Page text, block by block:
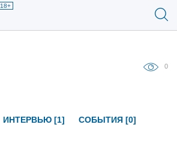
18+
0
ИНТЕРВЬЮ [1]
СОБЫТИЯ [0]